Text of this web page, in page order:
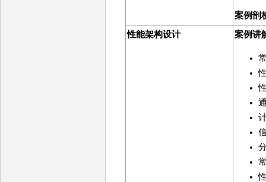
案例剖
性能架构设计
案例讲